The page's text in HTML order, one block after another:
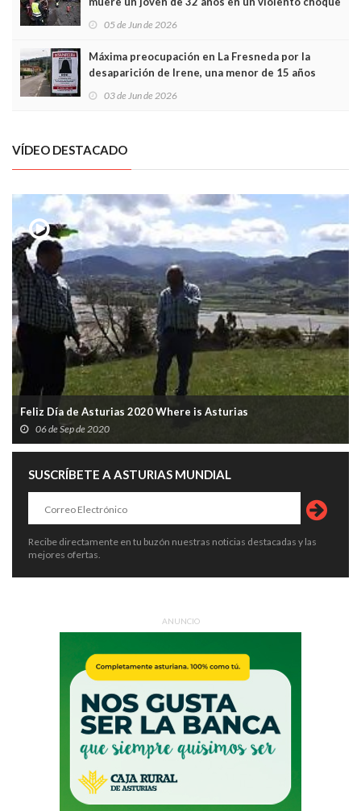
frontal
05 de Jun de 2026
Máxima preocupación en La Fresneda por la
desaparición de Irene, una menor de 15 años
03 de Jun de 2026
VÍDEO DESTACADO
Feliz Día de Asturias 2020 Where is Asturias
06 de Sep de 2020
SUSCRÍBETE A ASTURIAS MUNDIAL
Recibe directamente en tu buzón nuestras noticias destacadas y las
mejores ofertas.
ANUNCIO